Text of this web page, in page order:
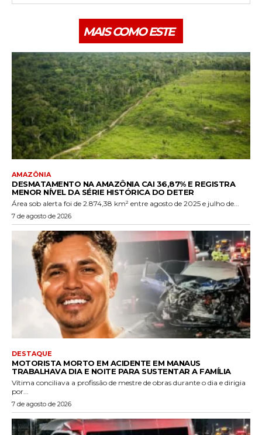
MAIS COMO ESTE
AMAZÔNIA
DESMATAMENTO NA AMAZÔNIA CAI 36,87% E REGISTRA
MENOR NÍVEL DA SÉRIE HISTÓRICA DO DETER
Área sob alerta foi de 2.874,38 km² entre agosto de 2025 e julho de...
7 de agosto de 2026
DESTAQUE
MOTORISTA MORTO EM ACIDENTE EM MANAUS
TRABALHAVA DIA E NOITE PARA SUSTENTAR A FAMÍLIA
Vítima conciliava a profissão de mestre de obras durante o dia e dirigia
por...
7 de agosto de 2026